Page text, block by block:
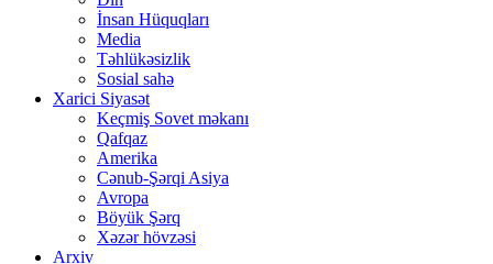
İnsan Hüquqları
Media
Təhlükəsizlik
Sosial sahə
Xarici Siyasət
Keçmiş Sovet məkanı
Qafqaz
Amerika
Cənub-Şərqi Asiya
Avropa
Böyük Şərq
Xəzər hövzəsi
Arxiv